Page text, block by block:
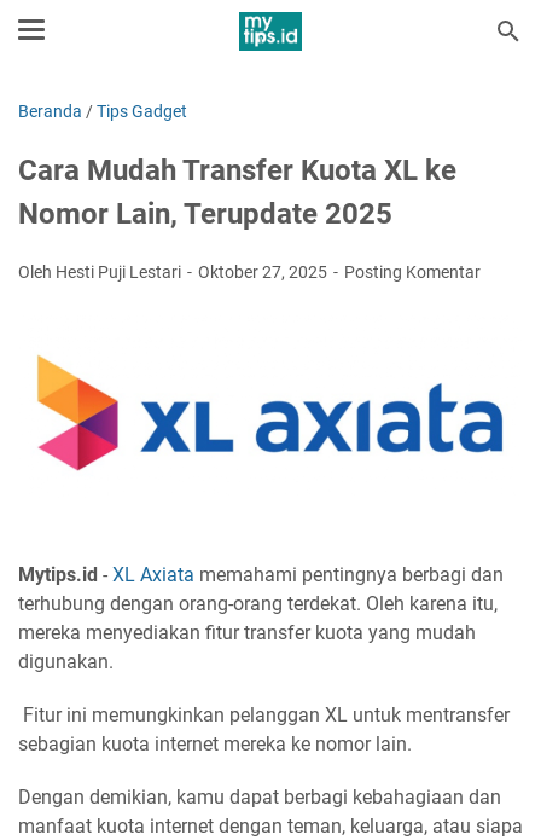
Beranda /Tips Gadget
Cara Mudah Transfer Kuota XL ke
Nomor Lain, Terupdate 2025
Oleh Hesti Puji Lestari Oktober 27, 2025 Posting Komentar
Mytips.id - XL Axiata memahami pentingnya berbagi dan
terhubung dengan orang-orang terdekat. Oleh karena itu,
mereka menyediakan fitur transfer kuota yang mudah
digunakan.
Fitur ini memungkinkan pelanggan XL untuk mentransfer
sebagian kuota internet mereka ke nomor lain.
Dengan demikian, kamu dapat berbagi kebahagiaan dan
manfaat kuota internet dengan teman, keluarga, atau siapa